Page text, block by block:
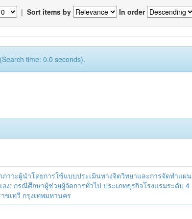
| Sort items by In order
time: 0.0 seconds).
าวะผู้นำโดยการใช้แบบประเมินทางจิตวิทยาและการจัดทำแผน
ง: กรณีศึกษาผู้ช่วยผู้จัดการทั่วไป ประเภทธุรกิจโรงแรมระดับ 4
ชเทวี กรุงเทพมหานคร